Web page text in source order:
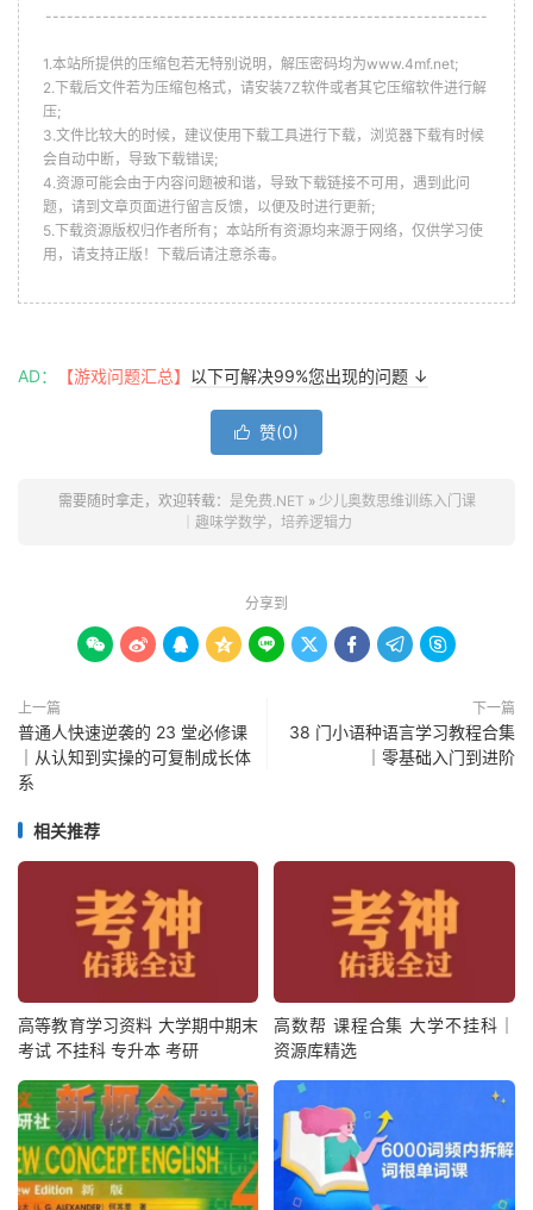
--------------------------------------------------------------
1.本站所提供的压缩包若无特别说明，解压密码均为www.4mf.net;
2.下载后文件若为压缩包格式，请安装7Z软件或者其它压缩软件进行解
压;
3.文件比较大的时候，建议使用下载工具进行下载，浏览器下载有时候
会自动中断，导致下载错误;
4.资源可能会由于内容问题被和谐，导致下载链接不可用，遇到此问
题，请到文章页面进行留言反馈，以便及时进行更新;
5.下载资源版权归作者所有；本站所有资源均来源于网络，仅供学习使
用，请支持正版！下载后请注意杀毒。
AD： 【游戏问题汇总】 以下可解决99%您出现的问题 ↓
 赞(0)
需要随时拿走，欢迎转载： 是免费.NET » 少儿奥数思维训练入门课
｜趣味学数学，培养逻辑力​
分享到
        
上一篇
普通人快速逆袭的 23 堂必修课
｜从认知到实操的可复制成长体
系
下一篇
38 门小语种语言学习教程合集
｜零基础入门到进阶
相关推荐
高等教育学习资料 大学期中期末
考试 不挂科 专升本 考研
高数帮 课程合集 大学不挂科｜
资源库精选